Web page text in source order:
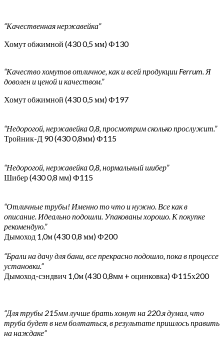
“Качественная нержавейка”
Хомут обжимной (430 0,5 мм) Ф130
“Качество хомутов отличное, как и всей продукции Ferrum. Я
доволен и ценой и качеством.”
Хомут обжимной (430 0,5 мм) Ф197
“Недорогой, нержавейка 0,8, просмотрим сколько прослужит.”
Тройник-Д 90 (430 0,8мм) Ф115
“Недорогой, нержавейка 0,8, нормальный шибер”
Шибер (430 0,8 мм) Ф115
“Отличные трубы! Именно то что и нужно. Все как в
описание. Идеально подошли. Упакованы хорошо. К покупке
рекомендую.”
Дымоход 1,0м (430 0,8 мм) Ф200
“Брали на дачу для бани, все прекрасно подошло, пока в процессе
установки.”
Дымоход-сэндвич 1,0м (430 0,8мм + оцинковка) Ф115х200
“Для трубы 215мм лучше брать хомут на 220.я думал, что
труба будет в нем болтаться, в результате пришлось править
на наждаке”